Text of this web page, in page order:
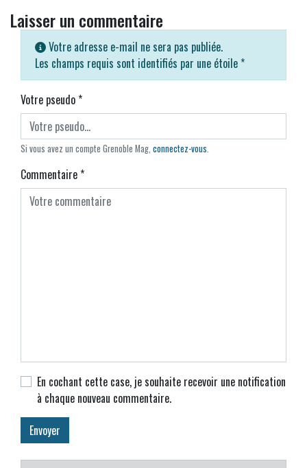
Laisser un commentaire
Votre adresse e-mail ne sera pas publiée.
Les champs requis sont identifiés par une étoile *
Votre pseudo*
Si vous avez un compte Grenoble Mag, connectez-vous.
Commentaire*
En cochant cette case, je souhaite recevoir une notification
à chaque nouveau commentaire.